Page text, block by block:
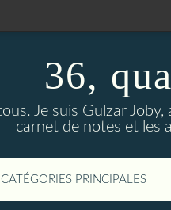
36,
Je suis Gulzar
carnet de notes et les
CATÉGORIES PRINCIPALES